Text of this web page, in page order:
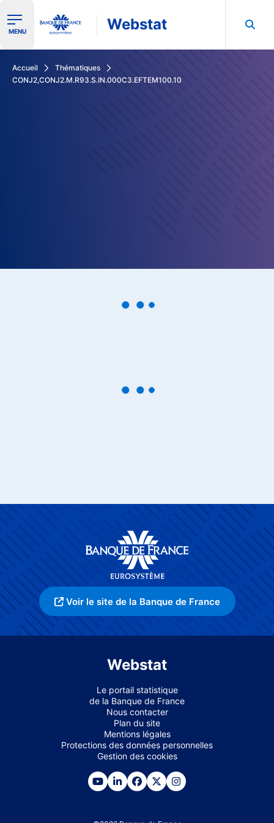
Ouvrir le menu de navigation
MENU Webstat
Accueil
Thématiques
CONJ2,CONJ2.M.R93.S.IN.000C3.EFTEM100.10
Voir le site de la Banque de France
Webstat
Le portail statistique
de la Banque de France
Nous contacter
Plan du site
Mentions légales
Protections des données personnelles
Gestion des cookies